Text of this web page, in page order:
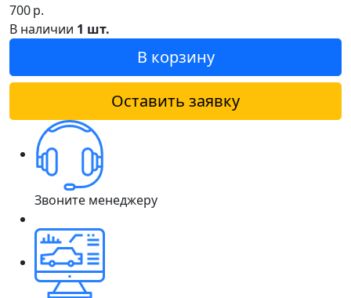
700р.
В наличии 1 шт.
В корзину
Оставить заявку
Звоните менеджеру